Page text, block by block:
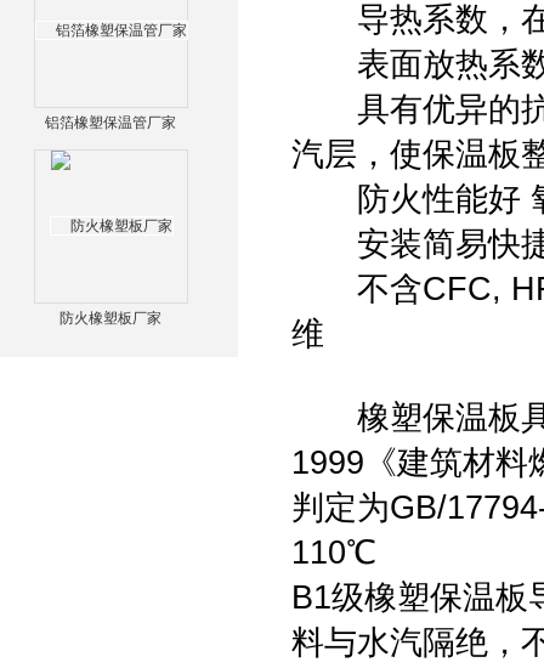
铝箔橡塑保温管厂家
防火橡塑板厂家
导热系数，在
表面放热系数
具有优异的抗
汽层，使保温板
防火性能好
安装简易快
不含CFC,
维
橡塑保温板具
1999《建筑材料
判定为GB/
110℃
B1级橡塑保温板
料与水汽隔绝，